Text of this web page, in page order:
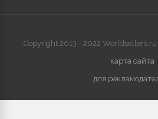
Copyright 2013 - 2022
карта сайта
для